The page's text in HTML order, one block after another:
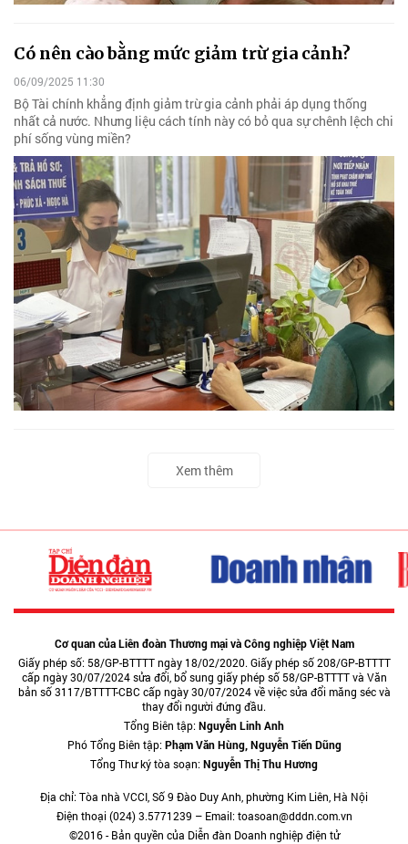
Có nên cào bằng mức giảm trừ gia cảnh?
06/09/2025 11:30
Bộ Tài chính khẳng định giảm trừ gia cảnh phải áp dụng thống
nhất cả nước. Nhưng liệu cách tính này có bỏ qua sự chênh lệch chi
phí sống vùng miền?
Xem thêm
Cơ quan của Liên đoàn Thương mại và Công nghiệp Việt Nam
Giấy phép số: 58/GP-BTTTT ngày 18/02/2020. Giấy phép số 208/GP-BTTTT
cấp ngày 30/07/2024 sửa đổi, bổ sung giấy phép số 58/GP-BTTTT và Văn
bản số 3117/BTTTT-CBC cấp ngày 30/07/2024 về việc sửa đổi măng séc và
thay đổi người đứng đầu.
Tổng Biên tập:Nguyễn Linh Anh
Phó Tổng Biên tập:Phạm Văn Hùng, Nguyễn Tiến Dũng
Tổng Thư ký tòa soạn:Nguyễn Thị Thu Hương
Địa chỉ: Tòa nhà VCCI, Số 9 Đào Duy Anh, phường Kim Liên, Hà Nội
Điện thoại (024) 3.5771239 – Email: toasoan@dddn.com.vn
©2016 - Bản quyền của Diễn đàn Doanh nghiệp điện tử